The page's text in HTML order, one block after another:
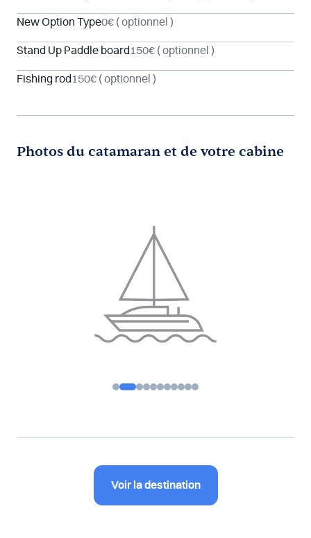
New Option Type0€ ( optionnel )
Stand Up Paddle board 150€ ( optionnel )
Fishing rod 150€ ( optionnel )
Photos du catamaran et de votre cabine
Voir la destination